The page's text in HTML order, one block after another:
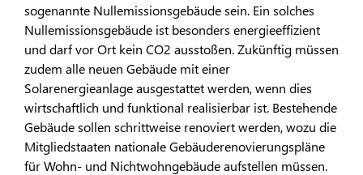
sogenannte Nullemissionsgebäude sein. Ein solches
Nullemissionsgebäude ist besonders energieeffizient
und darf vor Ort kein CO2 ausstoßen. Zukünftig müssen
zudem alle neuen Gebäude mit einer
Solarenergieanlage ausgestattet werden, wenn dies
wirtschaftlich und funktional realisierbar ist. Bestehende
Gebäude sollen schrittweise renoviert werden, wozu die
Mitgliedstaaten nationale Gebäuderenovierungspläne
für Wohn- und Nichtwohngebäude aufstellen müssen.